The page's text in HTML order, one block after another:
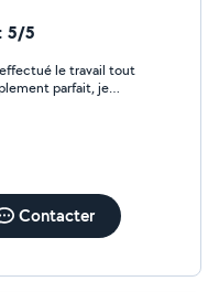
repas, aide
une
5/5
le travail tout
parfait, je
Contacter